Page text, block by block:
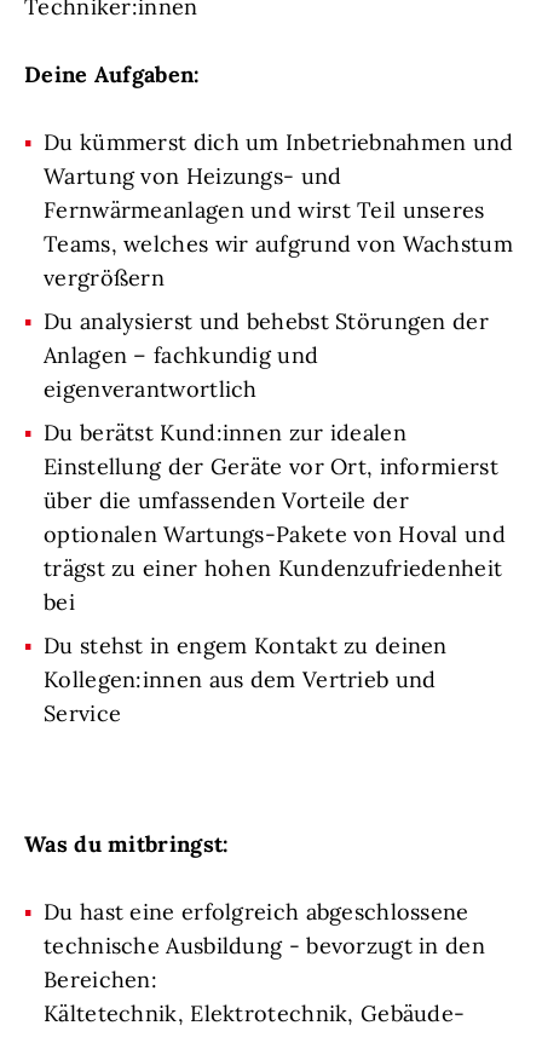
Techniker:innen
Deine Aufgaben:
Du kümmerst dich um Inbetriebnahmen und
Wartung von Heizungs- und
Fernwärmeanlagen und wirst Teil unseres
Teams, welches wir aufgrund von Wachstum
vergrößern
Du analysierst und behebst Störungen der
Anlagen – fachkundig und
eigenverantwortlich
Du berätst Kund:innen zur idealen
Einstellung der Geräte vor Ort, informierst
über die umfassenden Vorteile der
optionalen Wartungs-Pakete von Hoval und
trägst zu einer hohen Kundenzufriedenheit
bei
Du stehst in engem Kontakt zu deinen
Kollegen:innen aus dem Vertrieb und
Service
Was du mitbringst:
Du hast eine erfolgreich abgeschlossene
technische Ausbildung - bevorzugt in den
Bereichen:
Kältetechnik, Elektrotechnik, Gebäude-